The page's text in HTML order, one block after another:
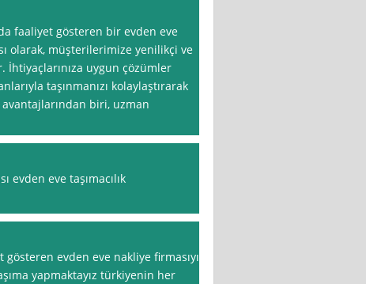
faaliyet gösteren bir evden eve
olarak, müşterilerimize yenilikçi ve
uygun çözümler
taşınmanızı kolaylaştırarak
biri, uzman
evden eve taşımacılık
evden eve nakliye firmasıyız
yapmaktayız türkiyenin her